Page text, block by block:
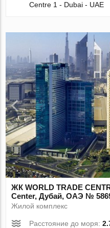
Centre 1 - Dubai - UAE
ЖК WORLD TRADE
Center, Дубай, ОАЭ №
Жилой комплекс
Расстояние до моря: